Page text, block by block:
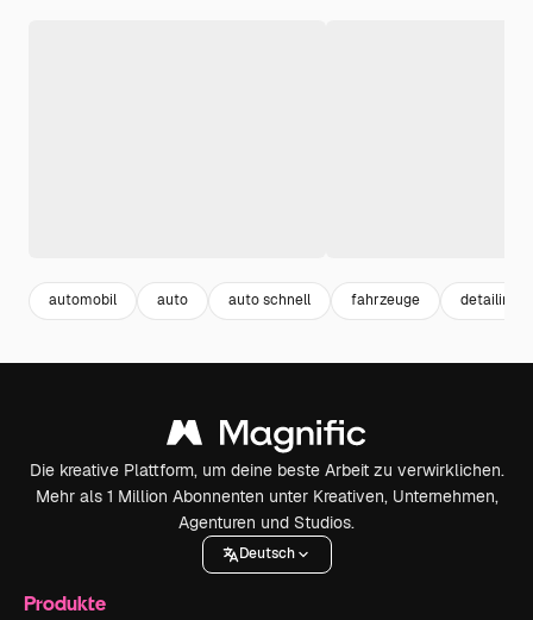
automobil auto auto schnell fahrzeuge detailing
Die kreative Plattform, um deine beste Arbeit zu verwirklichen.
Mehr als 1 Million Abonnenten unter Kreativen, Unternehmen,
Agenturen und Studios.
Deutsch
Produkte